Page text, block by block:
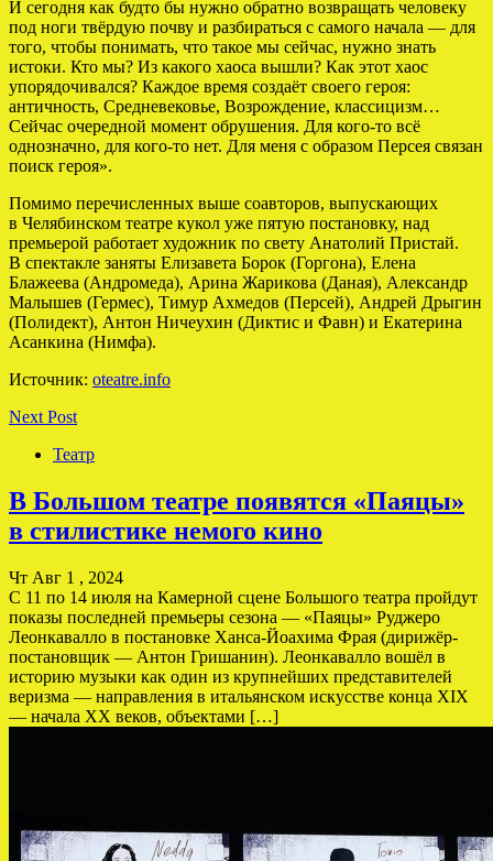
И сегодня как будто бы нужно обратно возвращать человеку
под ноги твёрдую почву и разбираться с самого начала — для
того, чтобы понимать, что такое мы сейчас, нужно знать
истоки. Кто мы? Из какого хаоса вышли? Как этот хаос
упорядочивался? Каждое время создаёт своего героя:
античность, Средневековье, Возрождение, классицизм…
Сейчас очередной момент обрушения. Для кого-то всё
однозначно, для кого-то нет. Для меня с образом Персея связан
поиск героя».
Помимо перечисленных выше соавторов, выпускающих
в Челябинском театре кукол уже пятую постановку, над
премьерой работает художник по свету Анатолий Пристай.
В спектакле заняты Елизавета Борок (Горгона), Елена
Блажеева (Андромеда), Арина Жарикова (Даная), Александр
Малышев (Гермес), Тимур Ахмедов (Персей), Андрей Дрыгин
(Полидект), Антон Ничеухин (Диктис и Фавн) и Екатерина
Асанкина (Нимфа).
Источник: oteatre.info
Next Post
Театр
В Большом театре появятся «Паяцы»
в стилистике немого кино
Чт Авг 1 , 2024
С 11 по 14 июля на Камерной сцене Большого театра пройдут
показы последней премьеры сезона — «Паяцы» Руджеро
Леонкавалло в постановке Ханса-Йоахима Фрая (дирижёр-
постановщик — Антон Гришанин). Леонкавалло вошёл в
историю музыки как один из крупнейших представителей
веризма — направления в итальянском искусстве конца XIX
— начала XX веков, объектами […]